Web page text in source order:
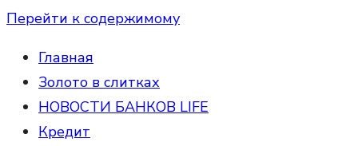
Перейти к содержимому
Главная
Золото в слитках
НОВОСТИ БАНКОВ LIFE
Кредит